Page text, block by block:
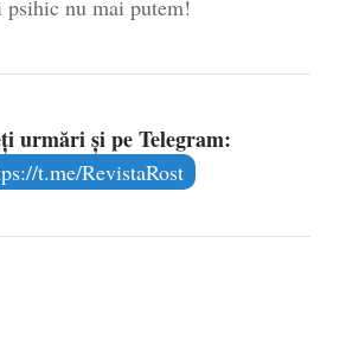
nu mai putem!
urmări și pe Telegram:
t.me/RevistaRost